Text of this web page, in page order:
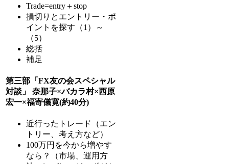
Trade=entry＋stop
損切りとエントリー・ポ
イントを探す（1）～
（5）
総括
補足
第三部「FX友の会スペシャル
対談」 奈那子×バカラ村×西原
宏一×福寄儀寛(約40分)
近行ったトレード（エン
トリー、考え方など）
100万円を今から増やす
なら？（市場、運用方